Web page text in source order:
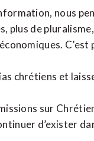
nous
plus de
C’est
chrétiens et
sur
d’exister